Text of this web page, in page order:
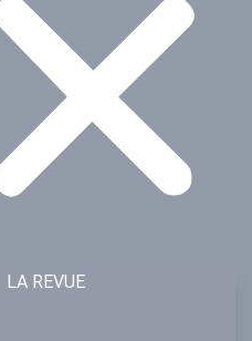
LA REVUE